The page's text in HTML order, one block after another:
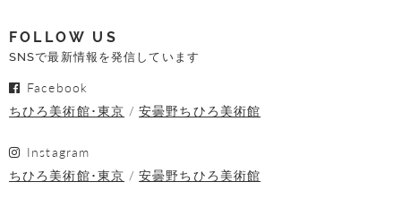
FOLLOW US
SNSで最新情報を発信しています
Facebook
ちひろ美術館･東京
安曇野ちひろ美術館
Instagram
ちひろ美術館･東京
安曇野ちひろ美術館